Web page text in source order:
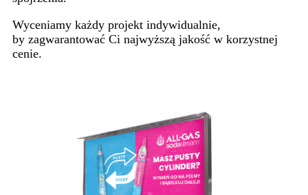
Wyceniamy każdy projekt indywidualnie,
by zagwarantować Ci najwyższą jakość w korzystnej
cenie.